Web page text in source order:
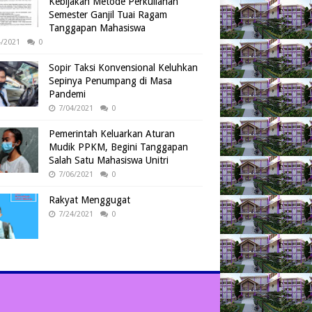
Semester Ganjil Tuai Ragam
Tanggapan Mahasiswa
2021 0
Sopir Taksi Konvensional Keluhkan
Sepinya Penumpang di Masa
Pandemi
7/04/2021 0
Pemerintah Keluarkan Aturan
Mudik PPKM, Begini Tanggapan
Salah Satu Mahasiswa Unitri
7/06/2021 0
Rakyat Menggugat
7/24/2021 0